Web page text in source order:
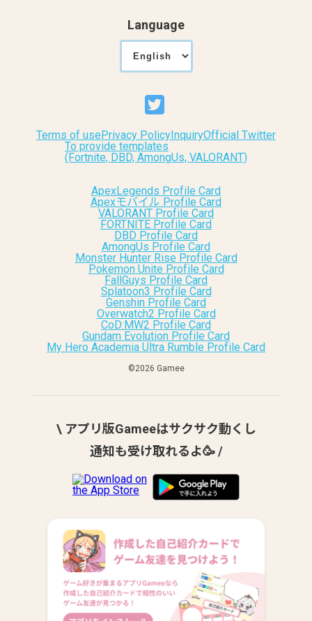
Language
Terms of usePrivacy Policy InquiryOfficial Twitter
To provide templates
(Fortnite, DBD, AmongUs, VALORANT)
ApexLegends Profile Card
Apexモバイル Profile Card
VALORANT Profile Card
FORTNITE Profile Card
DBD Profile Card
AmongUs Profile Card
Monster Hunter Rise Profile Card
Pokemon Unite Profile Card
FallGuys Profile Card
Splatoon3 Profile Card
Genshin Profile Card
Overwatch2 Profile Card
CoD:MW2 Profile Card
Gundam Evolution Profile Card
My Hero Academia Ultra Rumble Profile Card
©︎2026 Gamee
\ アプリ版Gameeはサクサク動くし
通知も受け取れるよ🥳 /